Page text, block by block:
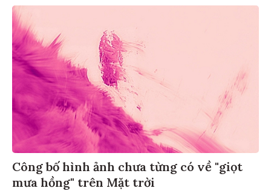
Công bố hình ảnh chưa từng có về "giọt
mưa hồng" trên Mặt trời